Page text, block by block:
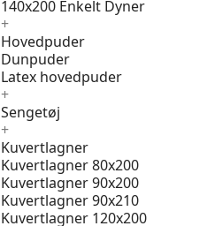
140x200 Enkelt Dyner
+
Hovedpuder
Dunpuder
Latex hovedpuder
+
Sengetøj
+
Kuvertlagner
Kuvertlagner 80x200
Kuvertlagner 90x200
Kuvertlagner 90x210
Kuvertlagner 120x200